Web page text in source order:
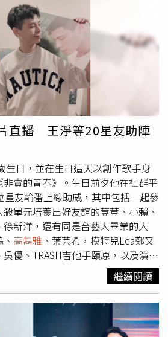
的大腿加壓，痛得黃子佼哀號大叫，
還嫌他體驗時間太少，笑稱自己可以
屏親自動手幫忙按壓，讓主持人黃子
／Yahoo TV提供）柴智屏其實早就開
的觀眾到製作張小燕的節目，柴智屏
和電影。後來她相中九把刀，原本想
，沒想到節奏不同，九把刀又回歸寫
肯定九把刀說故事的能力，加上看到
四段式的電影，讓柴智屏動念拍攝
順遂，當遇到藝人狀況連連時，她
」。不過柴智屏始終保持正能量，
更像充滿活力的向日葵。她從來都
看鏡頭裡面的自己，所以不會收看
這是因為沒自信，總認為會演戲是
長得漂亮。面對蔡康永等好友鼓勵
沒自信的一面，多半僅以「謝謝」
愛話題感到害羞，但關心起女兒的
詢問 高雋雅和林禹喜歡對方哪一點，
歡她很「real」，像是個性直接、活
的誠懇、認真和貼心。
直播 王淨等20星友助陣
生日，並在生日這天以創作歌手身
賣的青春》。生日前夕他在社群平
星友輪番上線助威，其中包括一起參
單元培養出好友誼的荳荳、小賴、
新洋，還有同是台藝大畢業的大
高雋雅 、葉芸希，模特兒Lea鄭又
優、TRASH吉他手頤原，以及演員
王淨等等。柯朋宇跟王淨透過朋友
。（圖／杉朋娛樂）王淨提到與柯
友的聚會中，當時覺得這個男生：
合逐漸發展出無話不談的好交情，
彼此的作品，柯朋宇更在直播時邀
繼續閱讀